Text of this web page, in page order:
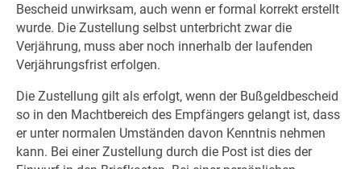
Bescheid unwirksam, auch wenn er formal korrekt erstellt
wurde. Die Zustellung selbst unterbricht zwar die
Verjährung, muss aber noch innerhalb der laufenden
Verjährungsfrist erfolgen.
Die Zustellung gilt als erfolgt, wenn der Bußgeldbescheid
so in den Machtbereich des Empfängers gelangt ist, dass
er unter normalen Umständen davon Kenntnis nehmen
kann. Bei einer Zustellung durch die Post ist dies der